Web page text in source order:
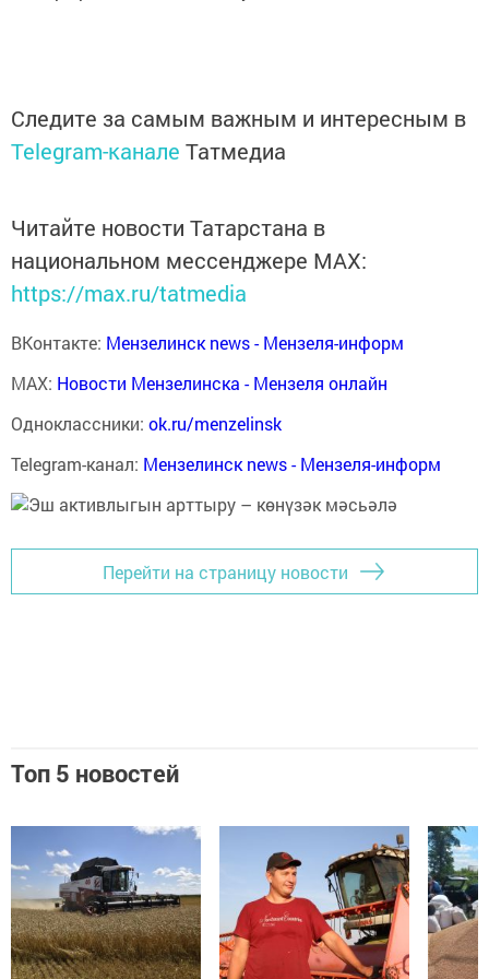
Следите за самым важным и интересным в
Telegram-канале Татмедиа
Читайте новости Татарстана в
национальном мессенджере MАХ:
https://max.ru/tatmedia
ВКонтакте: Мензелинск news - Мензеля-информ
MAX: Новости Мензелинска - Мензеля онлайн
Одноклассники: ok.ru/menzelinsk
Telegram-канал: Мензелинск news - Мензеля-информ
Перейти на страницу новости
Топ 5 новостей